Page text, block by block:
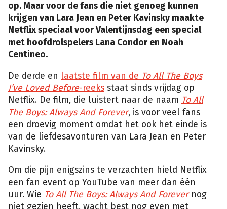
op. Maar voor de fans die niet genoeg kunnen
krijgen van Lara Jean en Peter Kavinsky maakte
Netflix speciaal voor Valentijnsdag een special
met hoofdrolspelers Lana Condor en Noah
Centineo.
De derde en laatste film van de To All The Boys
I’ve Loved Before-reeks staat sinds vrijdag op
Netflix. De film, die luistert naar de naam To All
The Boys: Always And Forever, is voor veel fans
een droevig moment omdat het ook het einde is
van de liefdesavonturen van Lara Jean en Peter
Kavinsky.
Om die pijn enigszins te verzachten hield Netflix
een fan event op YouTube van meer dan één
uur. Wie To All The Boys: Always And Forevernog
niet gezien heeft, wacht best nog even met